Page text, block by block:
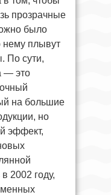
прозрачные
было
нему плывут
По сути,
— это
на большие
но
эффект,
2002 году,